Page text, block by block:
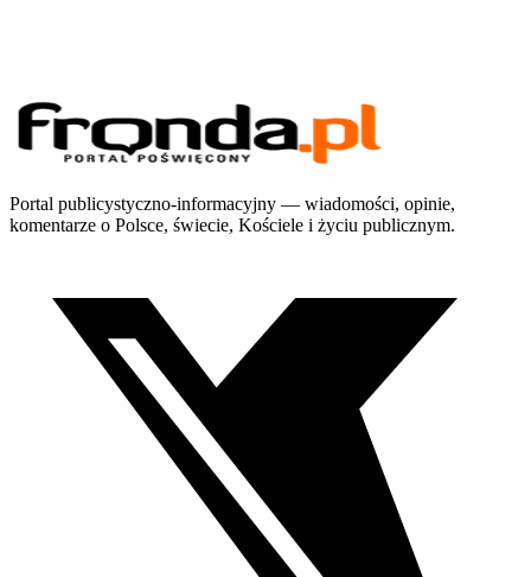
Portal publicystyczno-informacyjny — wiadomości, opinie,
komentarze o Polsce, świecie, Kościele i życiu publicznym.